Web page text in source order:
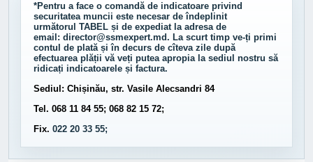
*Pentru a face o comandă de indicatoare privind
securitatea muncii este necesar de îndeplinit
următorul TABEL și de expediat la adresa de
email: director@ssmexpert.md. La scurt timp ve-ți primi
contul de plată și în decurs de cîteva zile după
efectuarea plății vă veți putea apropia la sediul nostru să
ridicați indicatoarele și factura.
Sediul: Chișinău, str. Vasile Alecsandri 84
Tel. 068 11 84 55; 068 82 15 72;
Fix. 022 20 33 55;